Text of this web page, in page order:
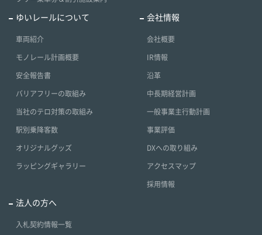
ゆいレールについて
車両紹介
モノレール計画概要
安全報告書
バリアフリーの取組み
当社のテロ対策の取組み
駅別乗降客数
オリジナルグッズ
ラッピングギャラリー
会社情報
会社概要
IR情報
沿革
中長期経営計画
一般事業主行動計画
事業評価
DXへの取り組み
アクセスマップ
採用情報
法人の方へ
入札契約情報一覧